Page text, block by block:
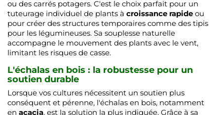
ou des carrés potagers. C'est le choix parfait pour un
tuteurage individuel de plants à croissance rapide ou
pour créer des structures temporaires comme des tipis
pour les légumineuses. Sa souplesse naturelle
accompagne le mouvement des plants avec le vent,
limitant les risques de casse.
L'échalas en bois : la robustesse pour un
soutien durable
Lorsque vos cultures nécessitent un soutien plus
conséquent et pérenne, l'échalas en bois, notamment
en acacia, est la solution la plus indiquée. Grâce à sa